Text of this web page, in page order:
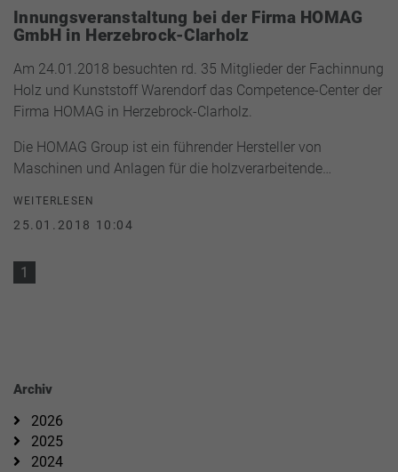
Innungsveranstaltung bei der Firma HOMAG
GmbH in Herzebrock-Clarholz
Am 24.01.2018 besuchten rd. 35 Mitglieder der Fachinnung
Holz und Kunststoff Warendorf das Competence-Center der
Firma HOMAG in Herzebrock-Clarholz.
Die HOMAG Group ist ein führender Hersteller von
Maschinen und Anlagen für die holzverarbeitende…
WEITERLESEN
25.01.2018 10:04
1
Archiv
2026
2025
2024